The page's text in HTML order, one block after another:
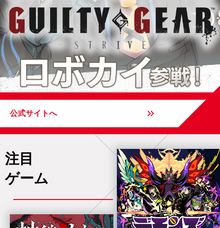
公式サイトへ
注目
ゲーム